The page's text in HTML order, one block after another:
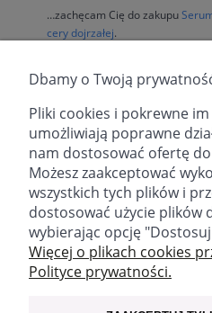
…zachęcam Cię do zakupu
cery dojrzałej.
Serum antyoksydacyjne
Fitomed Serum wspiera
Codzienne stosowanie daje
Regularna pielęgnacja to
email:sklep@fitomed.pltel:
Znajdź nas:
Dbamy o Twoją
Pliki cookies i pokrewne
umożliwiają poprawne
nam dostosować ofertę
Możesz zaakceptować
wszystkich tych plików i
dostosować użycie plików
wybierając opcję
Więcej o plikach cookies
Polityce prywatności.